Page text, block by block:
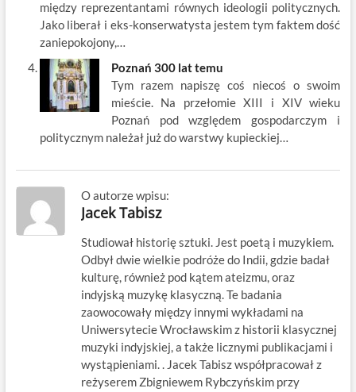
między reprezentantami równych ideologii politycznych.
Jako liberał i eks-konserwatysta jestem tym faktem dość
zaniepokojony,…
Poznań 300 lat temu
Tym razem napiszę coś niecoś o swoim
mieście. Na przełomie XIII i XIV wieku
Poznań pod względem gospodarczym i
politycznym należał już do warstwy kupieckiej…
O autorze wpisu:
Jacek Tabisz
Studiował historię sztuki. Jest poetą i muzykiem.
Odbył dwie wielkie podróże do Indii, gdzie badał
kulturę, również pod kątem ateizmu, oraz
indyjską muzykę klasyczną. Te badania
zaowocowały między innymi wykładami na
Uniwersytecie Wrocławskim z historii klasycznej
muzyki indyjskiej, a także licznymi publikacjami i
wystąpieniami. . Jacek Tabisz współpracował z
reżyserem Zbigniewem Rybczyńskim przy